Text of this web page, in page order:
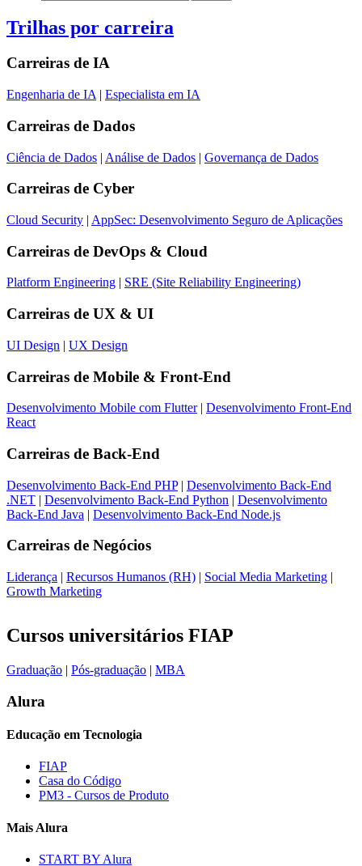
Trilhas por carreira
Carreiras de IA
Engenharia de IA | Especialista em IA
Carreiras de Dados
Ciência de Dados | Análise de Dados | Governança de Dados
Carreiras de Cyber
Cloud Security | AppSec: Desenvolvimento Seguro de Aplicações
Carreiras de DevOps & Cloud
Platform Engineering SRE (Site Reliability Engineering)
Carreiras de UX & UI
UI Design | UX Design
Carreiras de Mobile & Front-End
Desenvolvimento Mobile com Flutter| Desenvolvimento Front-End
React
Carreiras de Back-End
Desenvolvimento Back-End PHP| Desenvolvimento Back-End
.NET | Desenvolvimento Back-End Python | Desenvolvimento
Back-End Java | Desenvolvimento Back-End Node.js
Carreiras de Negócios
Liderança | Recursos Humanos (RH) | Social Media Marketing |
Growth Marketing
Cursos universitários FIAP
Graduação | Pós-graduação | MBA
Alura
Educação em Tecnologia
FIAP
Casa do Código
PM3 - Cursos de Produto
Mais Alura
START BY Alura